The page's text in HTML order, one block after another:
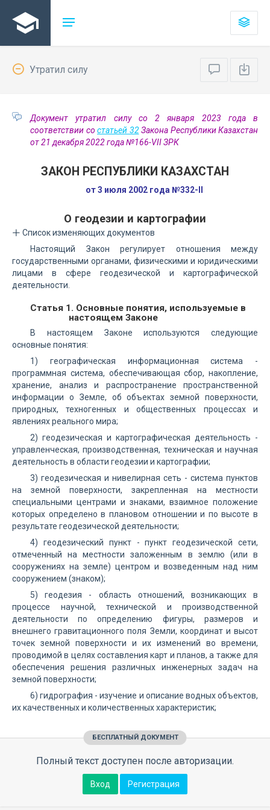
Утратил силу
Документ утратил силу со 2 января 2023 года в
соответствии со статьей 32Закона Республики Казахстан
от 21 декабря 2022 года №166-VII ЗРК
ЗАКОН РЕСПУБЛИКИ КАЗАХСТАН
от 3 июля 2002 года №332-II
О геодезии и картографии
Список изменяющих документов
Настоящий Закон регулирует отношения между
государственными органами, физическими и юридическими
лицами в сфере геодезической и картографической
деятельности.
Статья 1. Основные понятия, используемые в
настоящем Законе
В настоящем Законе используются следующие
основные понятия:
1) географическая информационная система -
программная система, обеспечивающая сбор, накопление,
хранение, анализ и распространение пространственной
информации о Земле, об объектах земной поверхности,
природных, техногенных и общественных процессах и
явлениях реального мира;
2) геодезическая и картографическая деятельность -
управленческая, производственная, техническая и научная
деятельность в области геодезии и картографии;
3) геодезическая и нивелирная сеть - система пунктов
на земной поверхности, закрепленная на местности
специальными центрами и знаками, взаимное положение
которых определено в плановом отношении и по высоте в
результате геодезической деятельности;
4) геодезический пункт - пункт геодезической сети,
отмеченный на местности заложенным в землю (или в
сооружениях на земле) центром и возведенным над ним
сооружением (знаком);
5) геодезия - область отношений, возникающих в
процессе научной, технической и производственной
деятельности по определению фигуры, размеров и
внешнего гравитационного поля Земли, координат и высот
точек земной поверхности и их изменений во времени,
проводимой в целях составления карт и планов, а также для
обеспечения решения различных инженерных задач на
земной поверхности;
6) гидрография - изучение и описание водных объектов,
их качественных и количественных характеристик;
БЕСПЛАТНЫЙ ДОКУМЕНТ
Полный текст доступен после авторизации.
Вход Регистрация